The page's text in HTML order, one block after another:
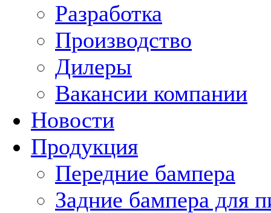
Разработка
Производство
Дилеры
Вакансии компании
Новости
Продукция
Передние бампера
Задние бампера для